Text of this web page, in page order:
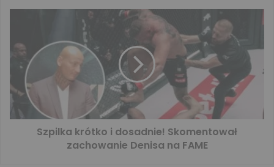
Szpilka krótko i dosadnie! Skomentował
zachowanie Denisa na FAME